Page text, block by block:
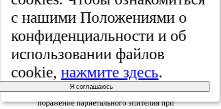
×8000.
Отмечались признаки умеренного
склерозирования париетального листка
капсулы почечного тельца, набухание
эпителиоцитов, дистрофические и
некробиотические изменения,
слущивание клеток. Ряд авторов
указывают на возможное (хотя и редкое)
поражение париетального эпителия при
с нашими Положениями о
конфиденциальности и об
использовании файлов
cookie,нажмите здесь.
Я соглашаюсь